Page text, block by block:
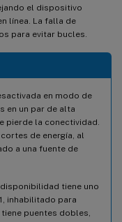
el dispositivo
línea. La falla de
para evitar bucles.
en modo de
en un par de alta
pierde la conectividad.
de energía, al
a una fuente de
tiene uno
inhabilitado para
puentes dobles,